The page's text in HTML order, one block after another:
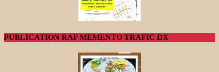
PUBLICATION RAF MEMENTO TRAFIC DX